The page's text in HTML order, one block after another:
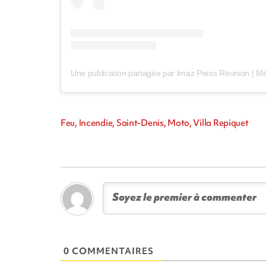
Feu, Incendie, Saint-Denis, Moto, Villa Repiquet
0 COMMENTAIRES